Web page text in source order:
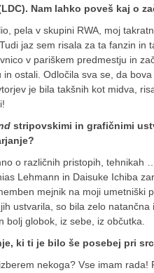
Nam lahko poveš kaj o
pela v skupini RWA, moj
jaz sem risala za ta fanzin in
v pariškem predmestju in
ostali. Odločila sva se, da
je bila takšnih kot midva,
stripovskimi in grafičnimi
o različnih pristopih, tehnikah
Lehmann in Daisuke Ichiba
mejnik na moji umetniški
ustvarila, so bila zelo natančna
globok, iz sebe, iz občutka.
ki ti je bilo še posebej pri
nekoga? Vse imam